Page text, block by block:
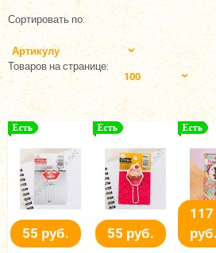
Сортировать по:
Артикулу
Товаров на странице:
100
55 руб. 55 руб.
117
руб.